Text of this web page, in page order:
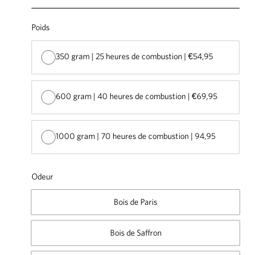
Poids
350 gram | 25 heures de combustion | €54,95
600 gram | 40 heures de combustion | €69,95
1000 gram | 70 heures de combustion | 94,95
Odeur
Bois de Paris
Bois de Saffron